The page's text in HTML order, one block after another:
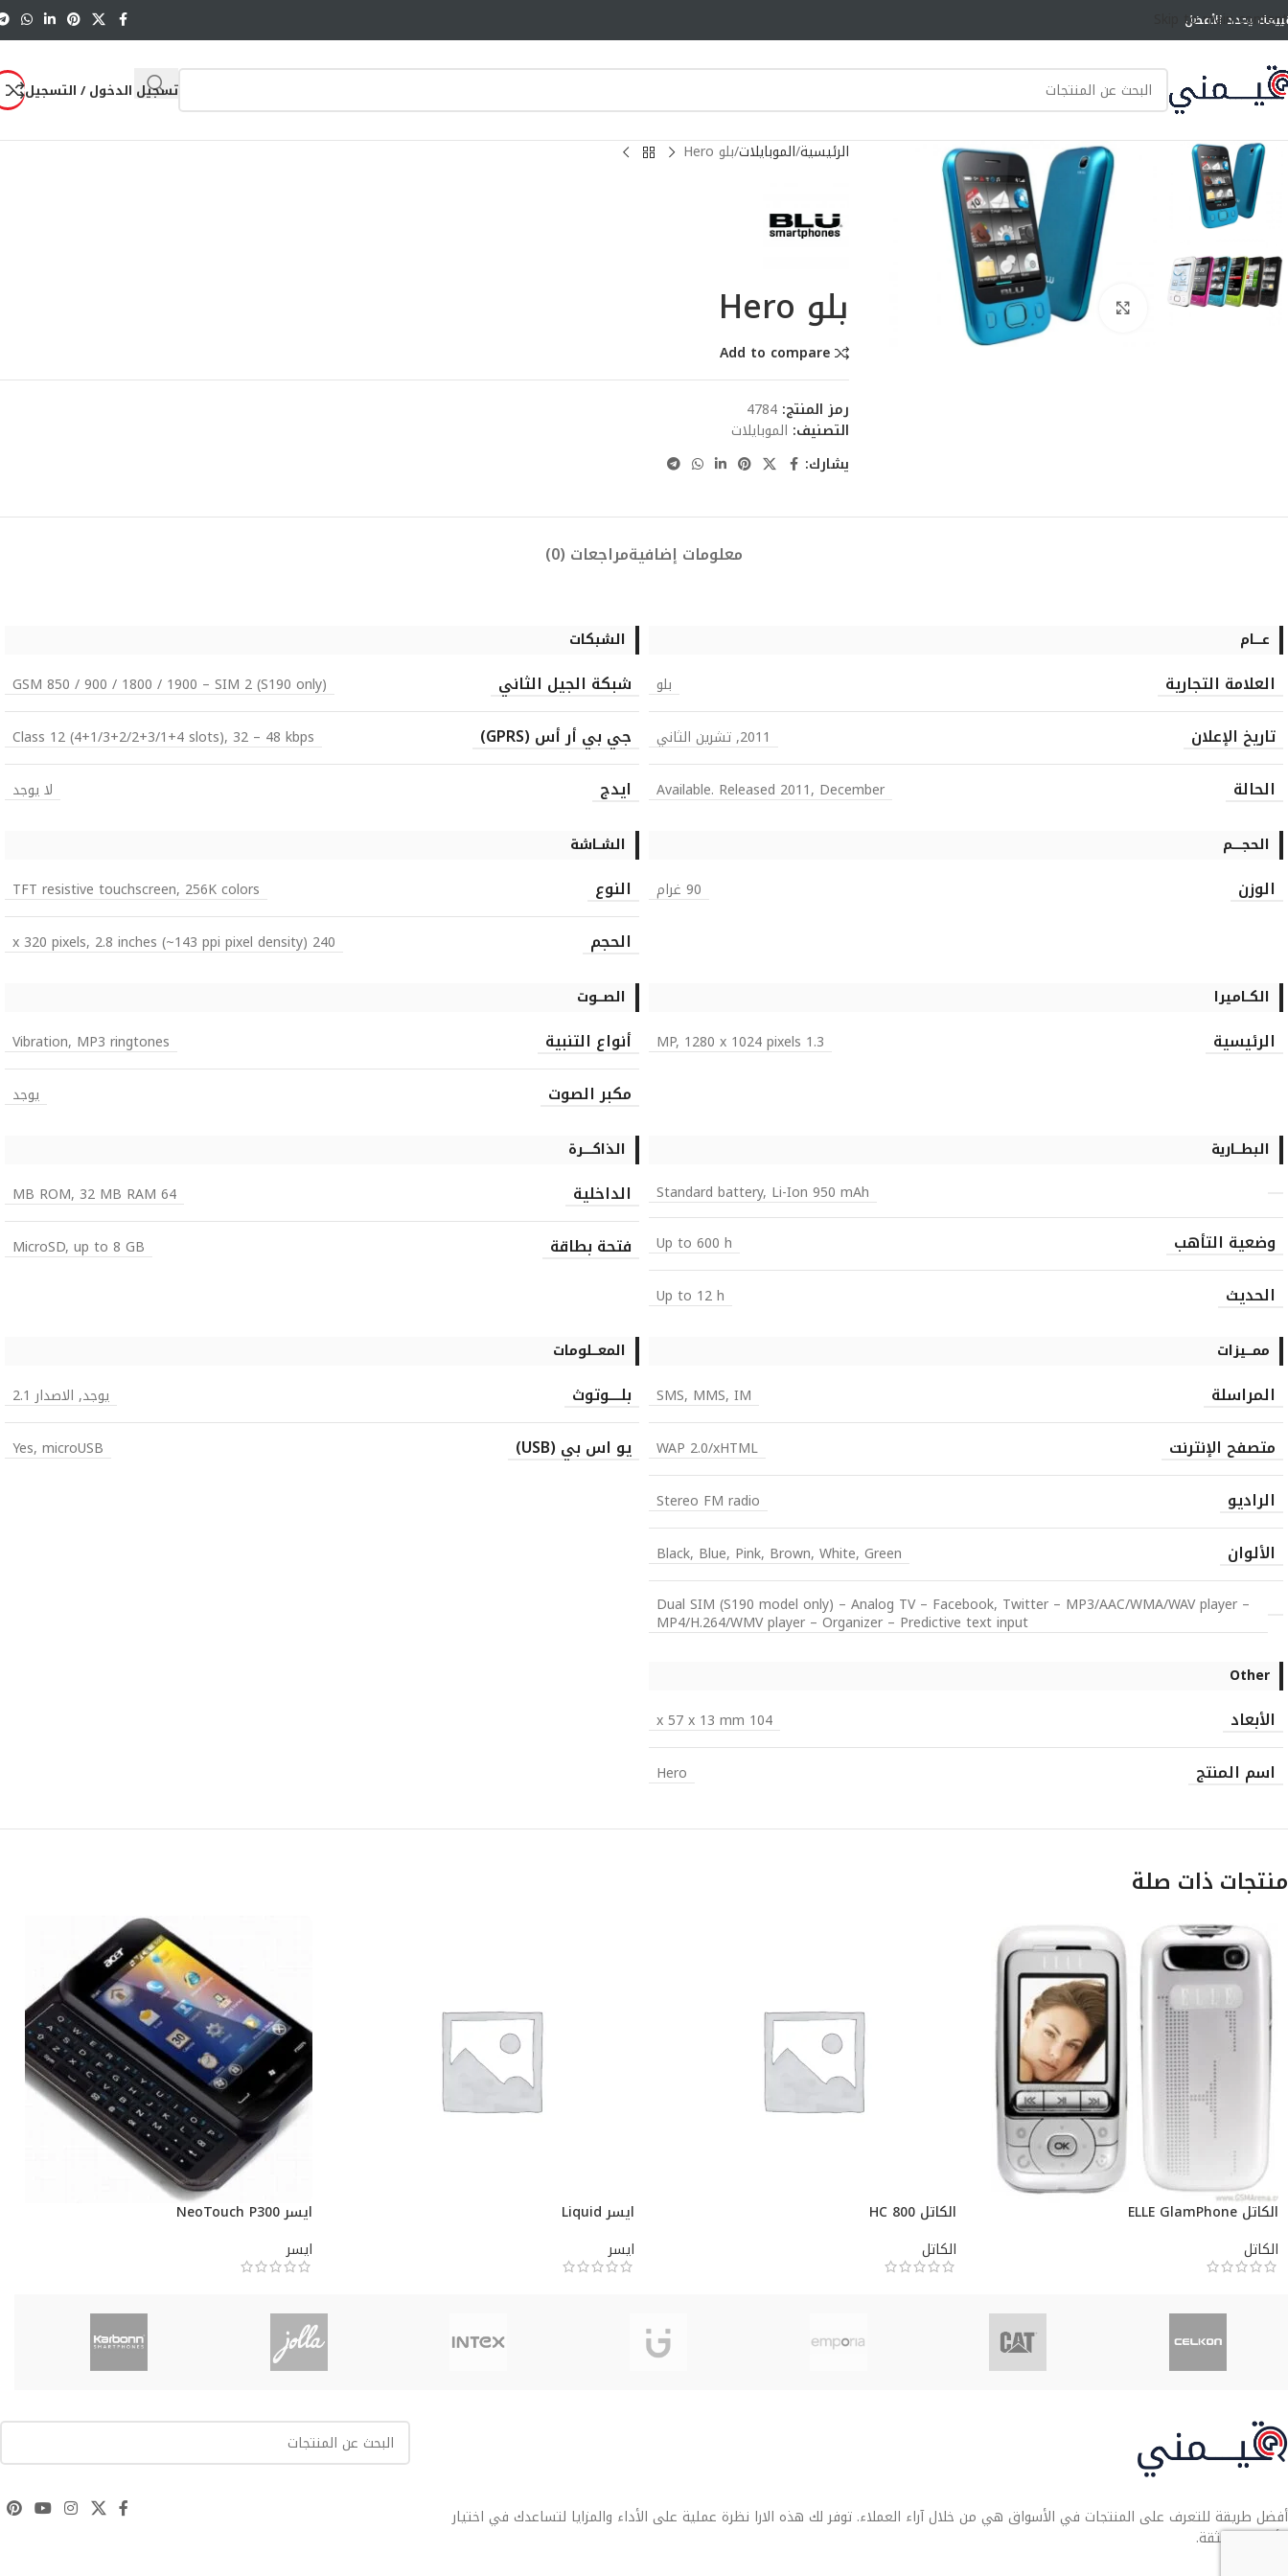
Skip to main content
يحدد الأفضل
تسجيل الدخول / التسجيل
انقر للتكبير
الرئيسية الموبايلات بلو Hero
بلو Hero
Add to compare
رمز المنتج: 4784
التصنيف: الموبايلات
يشارك:
معلومات إضافيةمراجعات (0)
عــــام
العلامة التجارية بلو
تاريخ الإعلان 2011, تشرين الثاني
الحالة Available. Released 2011, December
الشبكات
شبكة الجيل الثاني GSM 850 / 900 / 1800 / 1900 – SIM 2 (S190 only)
جي بي أر أس (GPRS) Class 12 (4+1/3+2/2+3/1+4 slots), 32 – 48 kbps
ايدج لا يوجد
الحجـــــم
الوزن 90 غرام
الشــاشة
النوع TFT resistive touchscreen, 256K colors
الحجم 240 x 320 pixels, 2.8 inches (~143 ppi pixel density)
الكــاميرا
الرئيسية 1.3 MP, 1280 x 1024 pixels
الصـــوت
أنواع التنبية Vibration, MP3 ringtones
مكبر الصوت يوجد
البطـــارية
Standard battery, Li-Ion 950 mAh
وضعية التأهب Up to 600 h
الحديث Up to 12 h
الذاكـــــرة
الداخلية 64 MB ROM, 32 MB RAM
فتحة بطاقة MicroSD, up to 8 GB
ممـــيزات
المراسلة SMS, MMS, IM
متصفح الإنترنت WAP 2.0/xHTML
الراديو Stereo FM radio
الألوان
Black, Blue, Pink, Brown, White, Green
Dual SIM (S190 model only) – Analog TV – Facebook, Twitter – MP3/AAC/WMA/WAV player –
MP4/H.264/WMV player – Organizer – Predictive text input
المعـــلومات
بلــــوتوث يوجد, الاصدار 2.1
يو اس بي (USB) Yes, microUSB
Other
الأبعاد 104 x 57 x 13 mm
اسم المنتج Hero
منتجات ذات صلة
الكاتل ELLE GlamPhone
الكاتل
الكاتل HC 800
الكاتل
ايسر Liquid
ايسر
ايسر NeoTouch P300
ايسر
أفضل طريقة للتعرف على المنتجات في الأسواق هي من خلال آراء العملاء. توفر لك هذه الارا نظرة عملية على الأداء والمزايا لتساعدك في اختيار
الأنسب لك بثقة.